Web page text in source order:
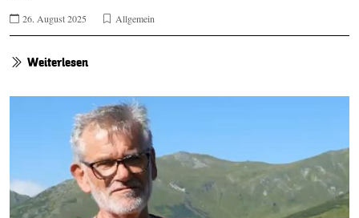
26. August 2025 Allgemein
Weiterlesen